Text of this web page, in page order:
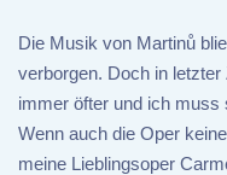
Die Musik von Martinů
verborgen. Doch in
immer öfter und ich muss
Wenn auch die Oper
meine Lieblingsoper